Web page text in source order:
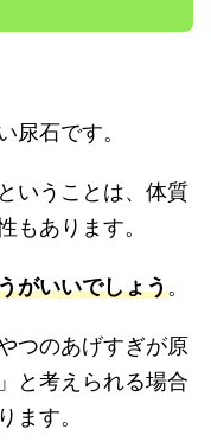
尿石です。
いうことは、体質
もあります。
がいいでしょう。
つのあげすぎが原
と考えられる場合
ます。